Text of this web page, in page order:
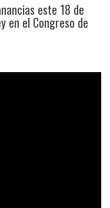
este 18 de
en el Congreso de